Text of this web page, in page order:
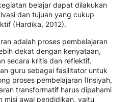
belajar dapat dilakukan
dan tujuan yang cukup
(Hardika, 2012).
adalah proses pembelajaran
dekat dengan kenyataan,
secara kritis dan reflektif,
guru sebagai fasilitator untuk
proses pembelajaran (Insiyah,
transformatif harus dipahami
misi awal pendidikan, yaitu